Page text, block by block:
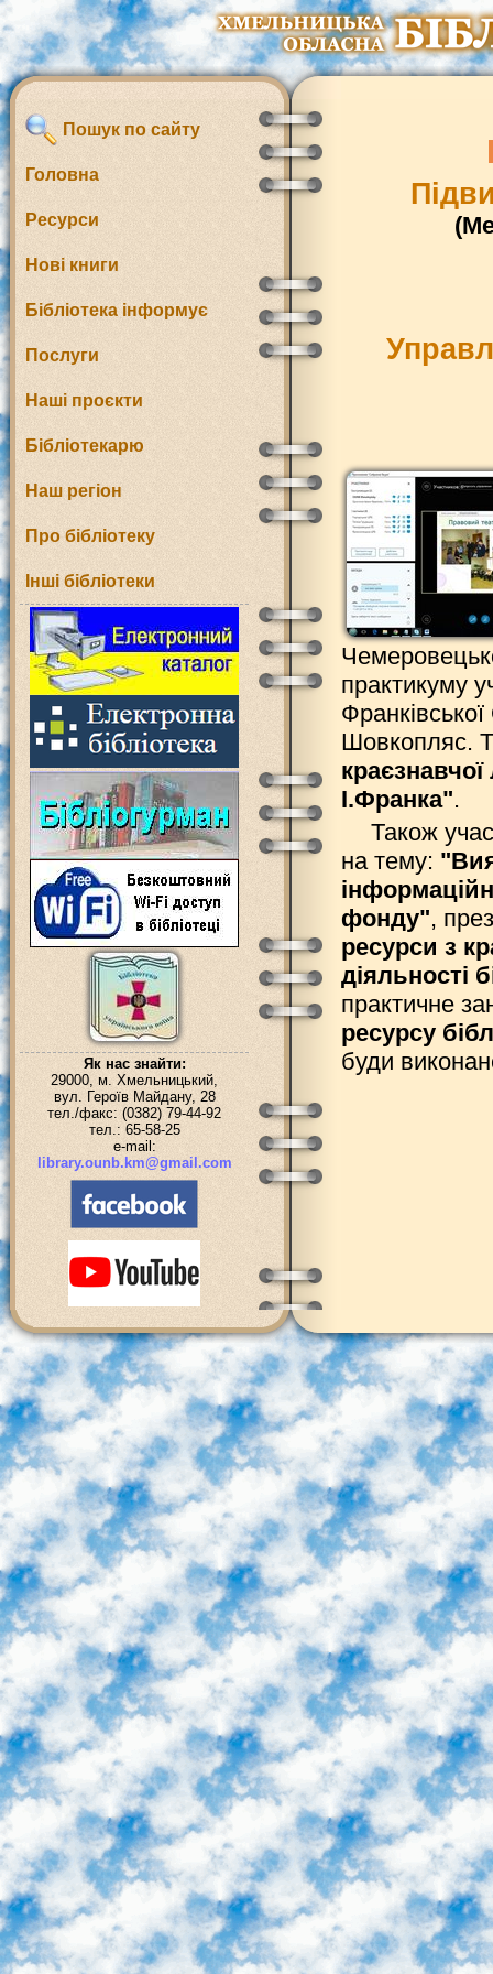
Пошук по сайту
Головна
Ресурси
Нові книги
Бібліотека інформує
Послуги
Наші проєкти
Бібліотекарю
Наш регіон
Про бібліотеку
Інші бібліотеки
Як нас знайти:
29000, м. Хмельницький,
вул. Героїв Майдану, 28
тел./факс: (0382) 79-44-92
тел.: 65-58-25
e-mail:
library.ounb.km@gmail.com
практикуму
Шовкопляс.
І.Франка".
Також
на тему:
фонду",
ресурси з
діяльності
практичне
ресурсу
буди